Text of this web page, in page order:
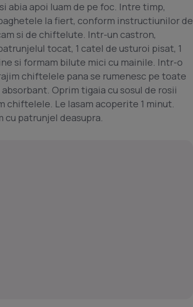
abia apoi luam de pe foc. Intre timp,
la fiert, conform instructiunilor de
si de chiftelute. Intr-un castron,
tocat, 1 catel de usturoi pisat, 1
si formam bilute mici cu mainile. Intr-o
chiftelele pana se rumenesc pe toate
Oprim tigaia cu sosul de rosii
chiftelele. Le lasam acoperite 1 minut.
cu patrunjel deasupra.